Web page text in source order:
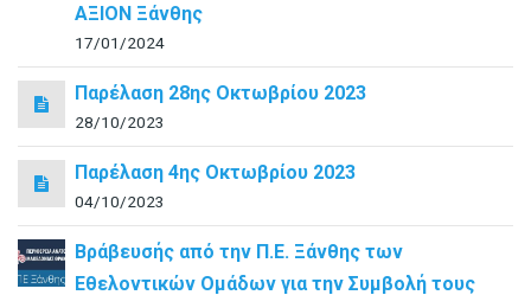
ΑΞΙΟΝ Ξάνθης
17/01/2024
Παρέλαση 28ης Οκτωβρίου 2023
28/10/2023
Παρέλαση 4ης Οκτωβρίου 2023
04/10/2023
Βράβευσής από την Π.Ε. Ξάνθης των
Εθελοντικών Ομάδων για την Συμβολή τους